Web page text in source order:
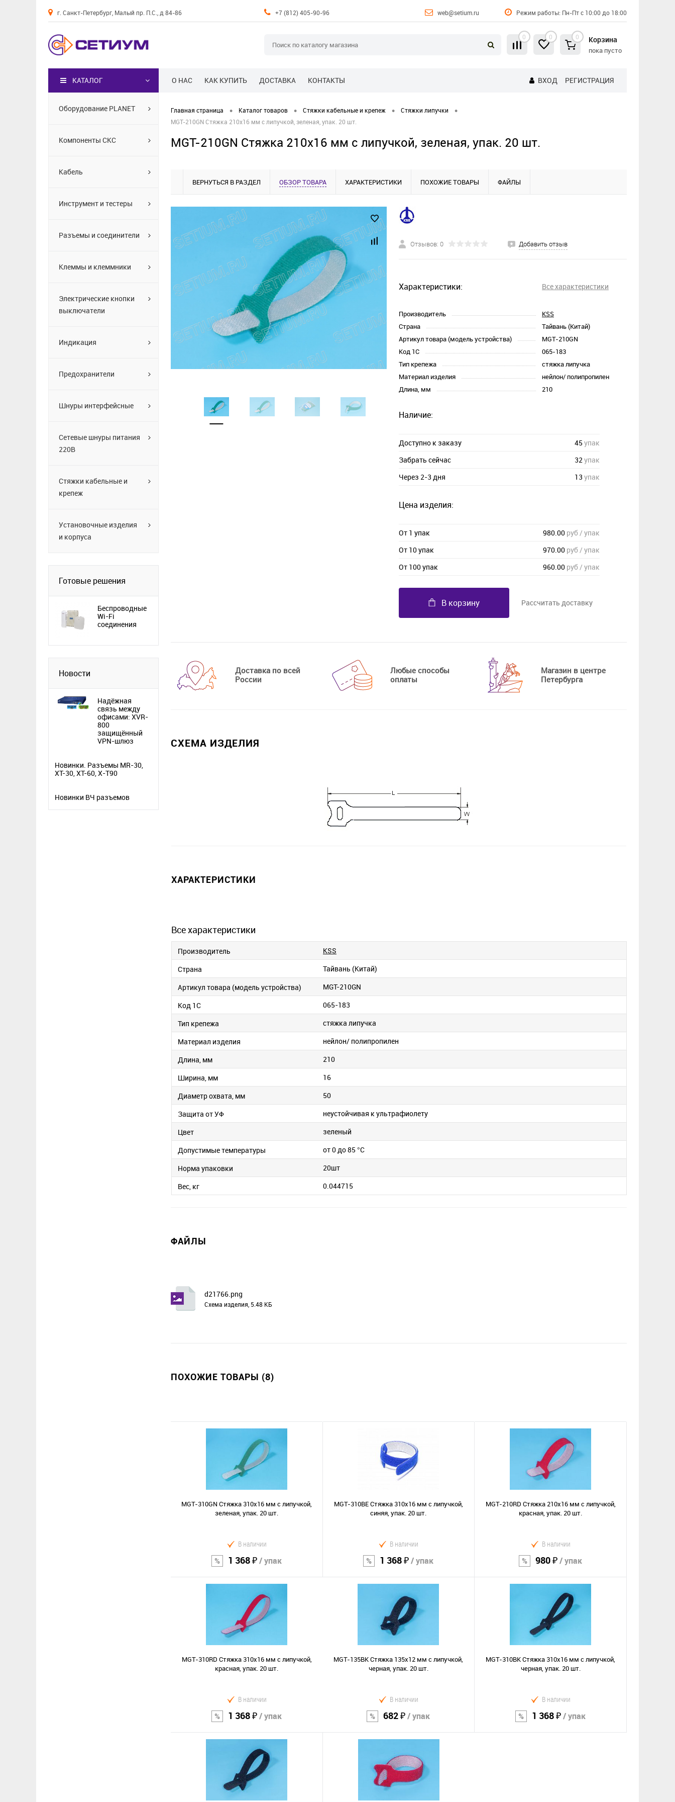
г. Санкт-Петербург, Малый пр. П.С., д 84-86 +7 (812) 405-90-96 web@setium.ru Режим работы: Пн-Пт с 10:00 до 18:00
0 0 0 Корзина
пока пусто
О НАС КАК КУПИТЬ ДОСТАВКА КОНТАКТЫ ВХОД РЕГИСТРАЦИЯ
КАТАЛОГ
Оборудование PLANET
Компоненты СКС
Кабель
Инструмент и тестеры
Разъемы и соединители
Клеммы и клеммники
Электрические кнопки
выключатели
Индикация
Предохранители
Шнуры интерфейсные
Сетевые шнуры питания
220В
Стяжки кабельные и
крепеж
Установочные изделия
и корпуса
Готовые решения
Беспроводные
Wi-Fi
соединения
Новости
Надёжная
связь между
офисами: XVR-
800
защищённый
VPN-шлюз
Новинки. Разъемы MR-30,
XT-30, XT-60, X-T90
Новинки ВЧ разъемов
Главная страница • Каталог товаров • Стяжки кабельные и крепеж • Стяжки липучки •
MGT-210GN Стяжка 210х16 мм с липучкой, зеленая, упак. 20 шт.
MGT-210GN Стяжка 210х16 мм с липучкой, зеленая, упак. 20 шт.
ВЕРНУТЬСЯ В РАЗДЕЛ ОБЗОР ТОВАРА ХАРАКТЕРИСТИКИ ПОХОЖИЕ ТОВАРЫ ФАЙЛЫ
Отзывов: 0 Добавить отзыв
Характеристики: Все характеристики
Производитель
KSS
Страна
Тайвань (Китай)
Артикул товара (модель устройства)
MGT-210GN
Код 1С
065-183
Тип крепежа
стяжка липучка
Материал изделия
нейлон/ полипропилен
Длина, мм
210
Наличие:
Доступно к заказу 45 упак
Забрать сейчас
32упак
Через 2-3 дня
13 упак
Цена изделия:
От 1 упак 980.00 руб / упак
От 10 упак
970.00 руб / упак
От 100 упак
960.00 руб / упак
В корзину Рассчитать доставку
Доставка по всей
России
Любые способы
оплаты
Магазин в центре
Петербурга
СХЕМА ИЗДЕЛИЯ
ХАРАКТЕРИСТИКИ
Все характеристики
Производитель
KSS
Страна
Тайвань (Китай)
Артикул товара (модель устройства)
MGT-210GN
Код 1С
065-183
Тип крепежа
стяжка липучка
Материал изделия
нейлон/ полипропилен
Длина, мм
210
Ширина, мм
16
Диаметр охвата, мм
50
Защита от УФ
неустойчивая к ультрафиолету
Цвет
зеленый
Допустимые температуры
от 0 до 85 °C
Норма упаковки
20шт
Вес, кг
0.044715
ФАЙЛЫ
d21766.png
Схема изделия, 5.48 КБ
ПОХОЖИЕ ТОВАРЫ (8)
MGT-310GN Стяжка 310х16 мм с липучкой,
зеленая, упак. 20 шт.
В наличии
1 368 ₽/ упак
В корзину
MGT-310BE Стяжка 310х16 мм с липучкой,
синяя, упак. 20 шт.
В наличии
1 368 ₽/ упак
В корзину
MGT-210RD Стяжка 210х16 мм с липучкой,
красная, упак. 20 шт.
В наличии
980 ₽/ упак
В корзину
MGT-310RD Стяжка 310х16 мм с липучкой,
красная, упак. 20 шт.
В наличии
1 368 ₽/ упак
В корзину
MGT-135BK Стяжка 135х12 мм с липучкой,
черная, упак. 20 шт.
В наличии
682 ₽/ упак
В корзину
MGT-310BK Стяжка 310х16 мм с липучкой,
черная, упак. 20 шт.
В наличии
1 368 ₽/ упак